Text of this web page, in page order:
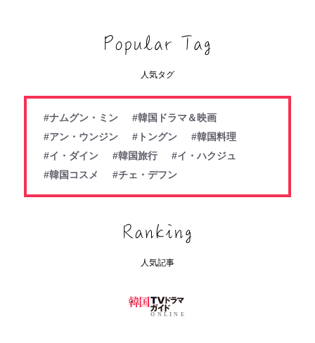
人気タグ
#ナムグン・ミン
#韓国ドラマ＆映画
#アン・ウンジン
#トングン
#韓国料理
#イ・ダイン
#韓国旅行
#イ・ハクジュ
#韓国コスメ
#チェ・デフン
人気記事